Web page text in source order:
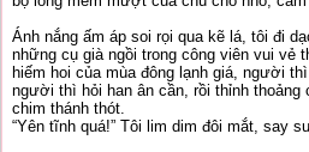
Ánh nắng ấm áp soi rọi qua kẽ lá, tôi đi
những cụ già ngồi trong công viên vui vẻ
hiếm hoi của mùa đông lạnh giá, người
người thì hỏi han ân cần, rồi thỉnh thoảng
chim thánh thót.
“Yên tĩnh quá!” Tôi lim dim đôi mắt, say